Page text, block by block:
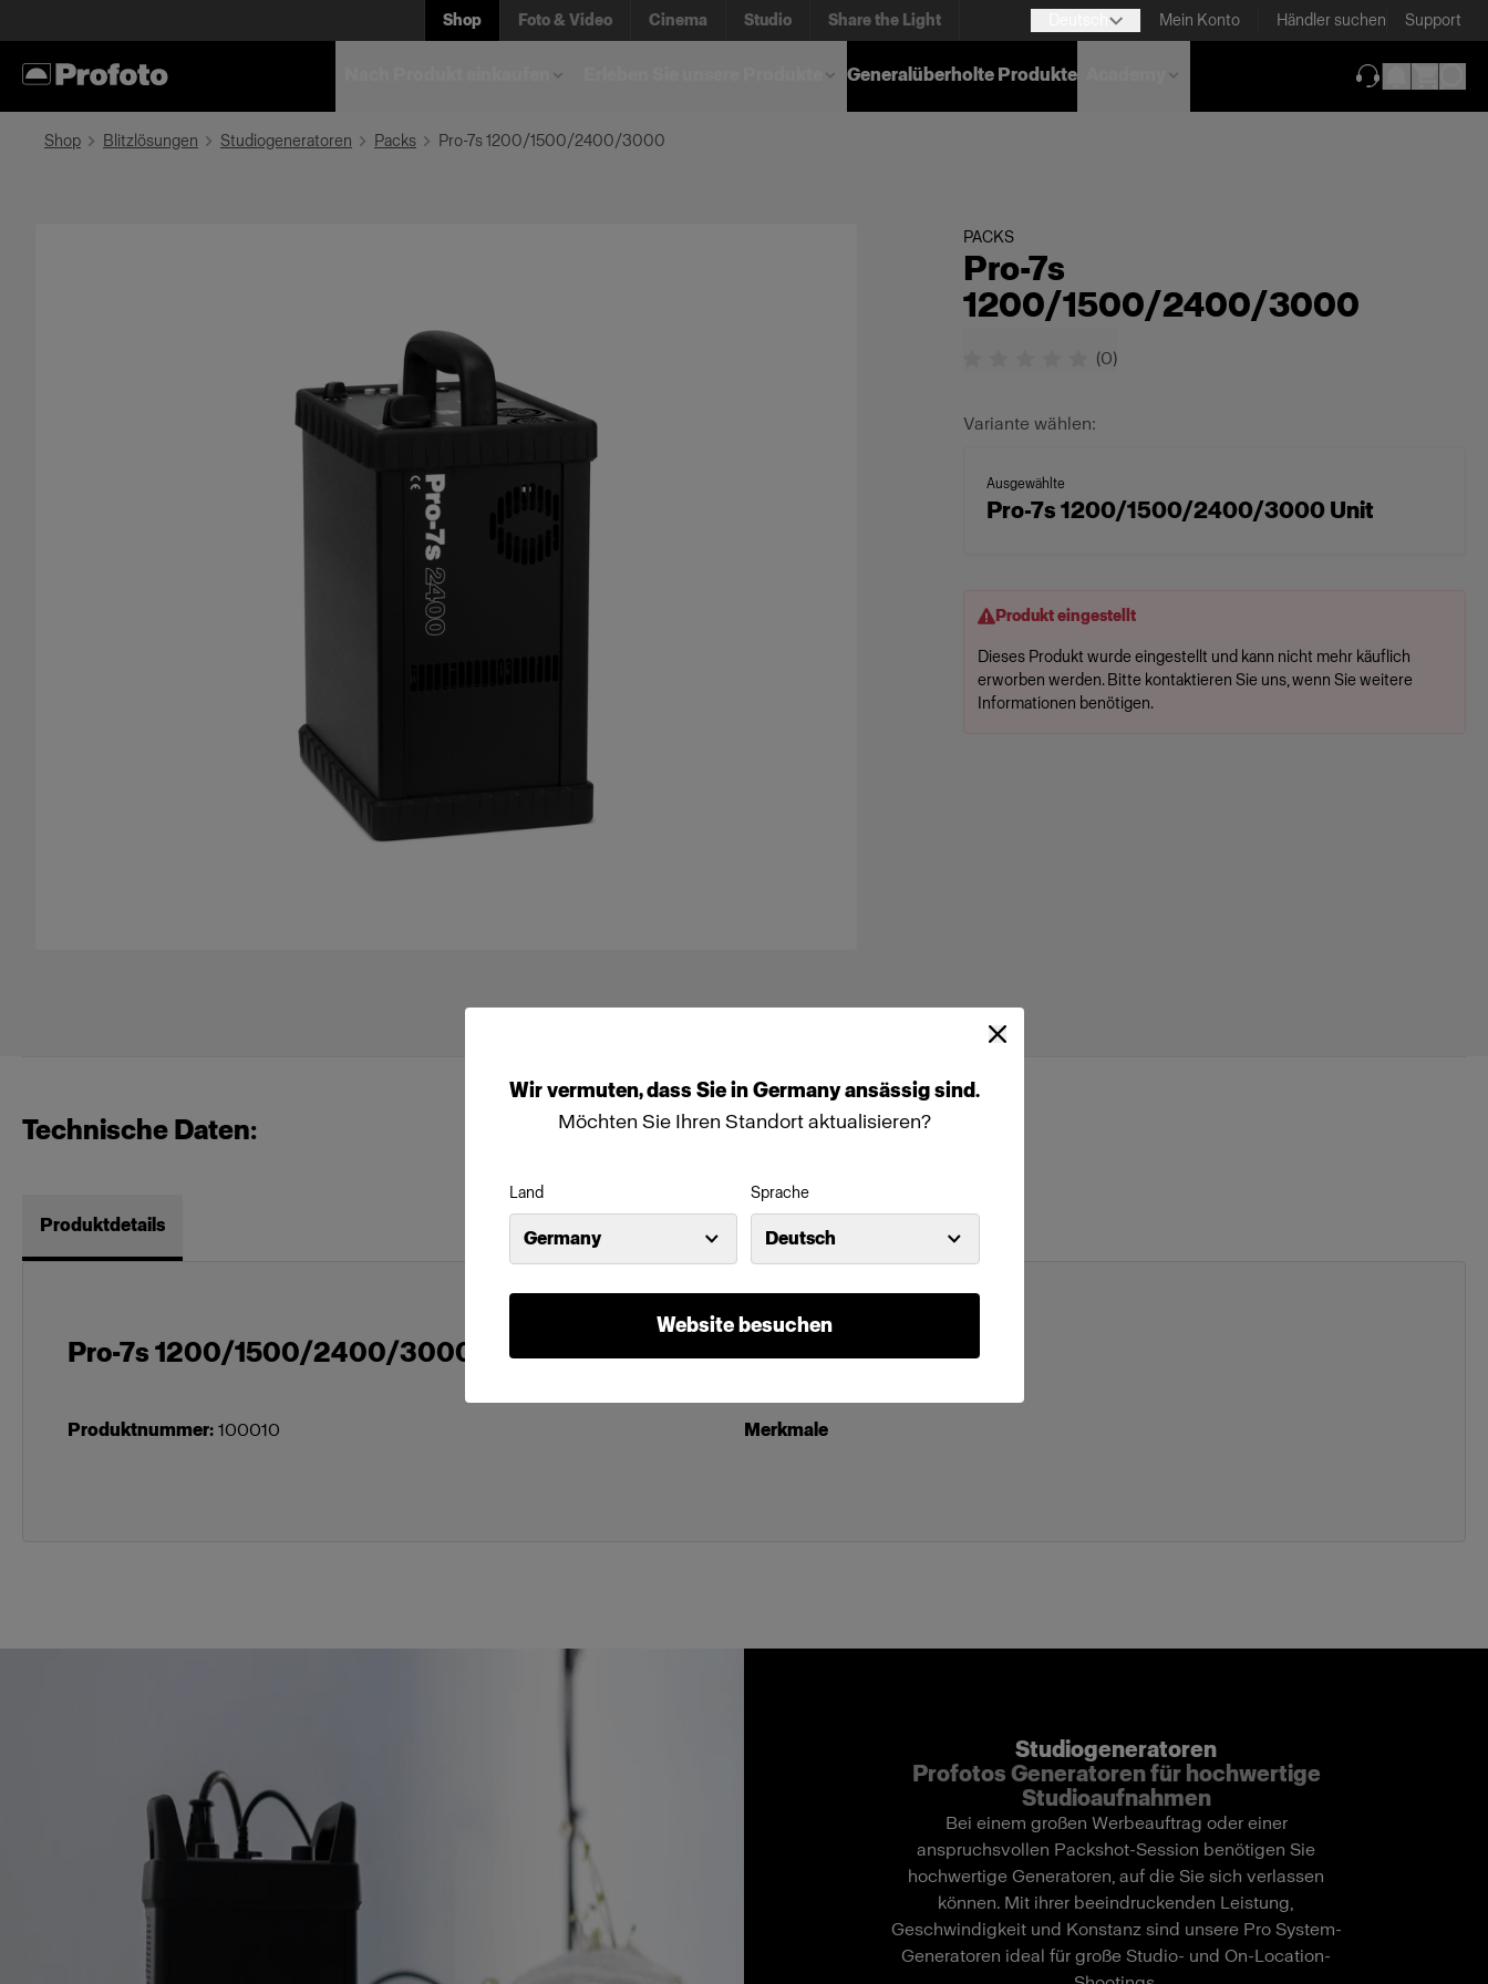
Wirvermuten,dass SieinGermany ansässigsind.
Möchten Sie Ihren Standort aktualisieren?
Land
Germany
Sprache
Deutsch
Website besuchen
Shop Foto & Video Cinema Studio Share the Light Mein Konto Händler suchen Support
Generalüberholte Produkte
Shop Blitzlösungen Studiogeneratoren Packs Pro-7s 1200/1500/2400/3000
PACKS
Pro-7s
1200/1500/2400/3000
(0)
Variante wählen:
Ausgewählte
Pro-7s 1200/1500/2400/3000 Unit
Produkt eingestellt
Dieses Produkt wurde eingestellt und kann nicht mehr käuflich
erworben werden. Bitte kontaktieren Sie uns, wenn Sie weitere
Informationen benötigen.
Technische Daten:
Produktdetails
Pro-7s 1200/1500/2400/3000 Unit
Produktnummer: 100010 Merkmale
Studiogeneratoren
Profotos Generatoren für hochwertige
Studioaufnahmen
Bei einem großen Werbeauftrag oder einer
anspruchsvollen Packshot-Session benötigen Sie
hochwertige Generatoren, auf die Sie sich verlassen
können. Mit ihrer beeindruckenden Leistung,
Geschwindigkeit und Konstanz sind unsere Pro System-
Generatoren ideal für große Studio- und On-Location-